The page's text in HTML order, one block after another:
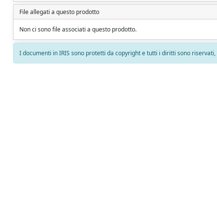
File allegati a questo prodotto
Non ci sono file associati a questo prodotto.
I documenti in IRIS sono protetti da copyright e tutti i diritti sono